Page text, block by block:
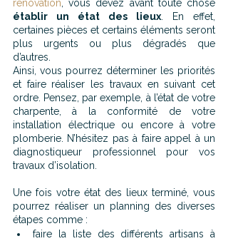
rénovation
établir un état des lieux . En effet,
certaines pièces et certains éléments seront
plus urgents ou plus dégradés que
d’autres.
Ainsi, vous pourrez déterminer les priorités
et faire réaliser les travaux en suivant cet
ordre. Pensez, par exemple, à l’état de votre
charpente, à la conformité de votre
installation électrique ou encore à votre
plomberie. N’hésitez pas à faire appel à un
diagnostiqueur professionnel pour vos
travaux d’isolation.
Une fois votre état des lieux terminé, vous
pourrez réaliser un planning des diverses
étapes comme :
faire la liste des différents artisans à